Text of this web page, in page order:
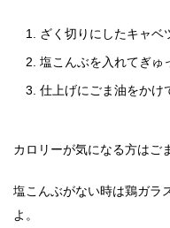
ざく切りにしたキャベ
塩こんぶを入れてぎゅ
仕上げにごま油をかけ
カロリーが気になる方はご
塩こんぶがない時は鶏ガラ
よ。